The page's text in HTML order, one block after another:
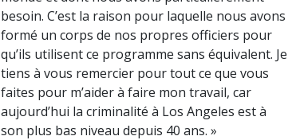
besoin. C’est la raison pour laquelle nous avons
formé un corps de nos propres officiers pour
qu’ils utilisent ce programme sans équivalent. Je
tiens à vous remercier pour tout ce que vous
faites pour m’aider à faire mon travail, car
aujourd’hui la criminalité à Los Angeles est à
son plus bas niveau depuis 40 ans. »